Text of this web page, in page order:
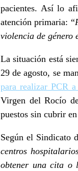
pacientes. Así lo
atención primaria: “
violencia de género
La situación está
29 de agosto, se
para realizarPCR
Virgen del Rocío
puestos sin cubrir
Según el Sindicato
centros
obtener una cita o